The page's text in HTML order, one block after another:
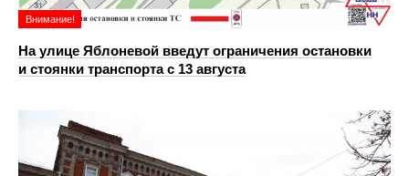
Внимание!
На улице Яблоневой введут ограничения остановки
и стоянки транспорта с 13 августа